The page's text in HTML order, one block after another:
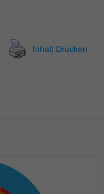
Inhalt Drucken